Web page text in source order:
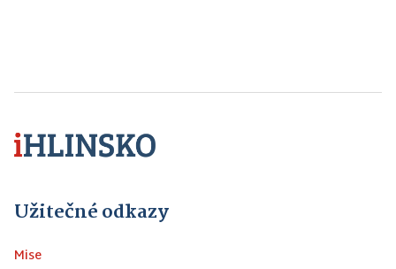
Užitečné odkazy
Mise